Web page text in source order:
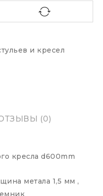
и кресел
(0)
кресла d600mm
метала 1,5 мм ,